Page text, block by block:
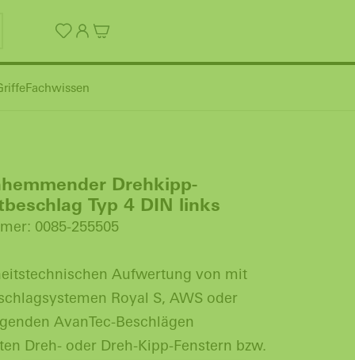
Fachwissen
Drehkipp-
Typ 4 DIN links
0085-255505
Aufwertung von mit
Royal S, AWS oder
AvanTec-Beschlägen
Dreh- oder Dreh-Kipp-Fenstern bzw.